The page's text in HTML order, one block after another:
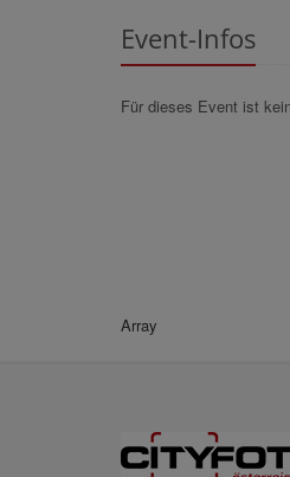
Event-Infos
Für dieses Event ist
Array